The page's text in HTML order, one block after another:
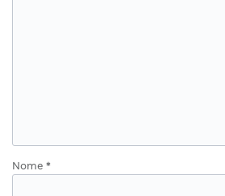
Nome *